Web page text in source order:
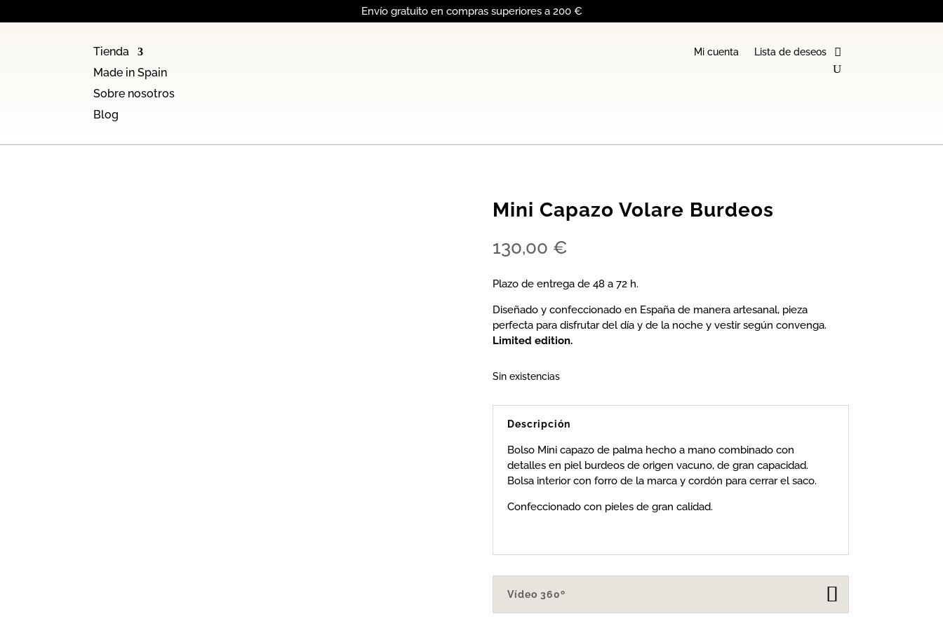
Envío gratuito en compras superiores a 200 €
Tienda
Made in Spain
Sobre nosotros
Blog
Mi cuenta Lista de deseos
Mini Capazo Volare Burdeos
130,00 €
Plazo de entrega de 48 a 72 h.
Diseñado y confeccionado en España de manera artesanal, pieza
perfecta para disfrutar del día y de la noche y vestir según convenga.
Limited edition.
Sin existencias
Descripción
Bolso Mini capazo de palma hecho a mano combinado con
detalles en piel burdeos de origen vacuno, de gran capacidad.
Bolsa interior con forro de la marca y cordón para cerrar el saco.
Confeccionado con pieles de gran calidad.
Vídeo 360º